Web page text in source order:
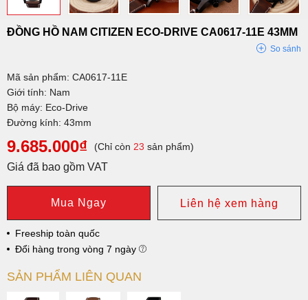
ĐỒNG HỒ NAM CITIZEN ECO-DRIVE CA0617-11E 43MM
So sánh
Mã sản phẩm: CA0617-11E
Giới tính: Nam
Bộ máy: Eco-Drive
Đường kính: 43mm
9.685.000₫ (Chỉ còn 23 sản phẩm)
Giá đã bao gồm VAT
Mua Ngay Liên hệ xem hàng
Freeship toàn quốc
Đổi hàng trong vòng 7 ngày
SẢN PHẨM LIÊN QUAN